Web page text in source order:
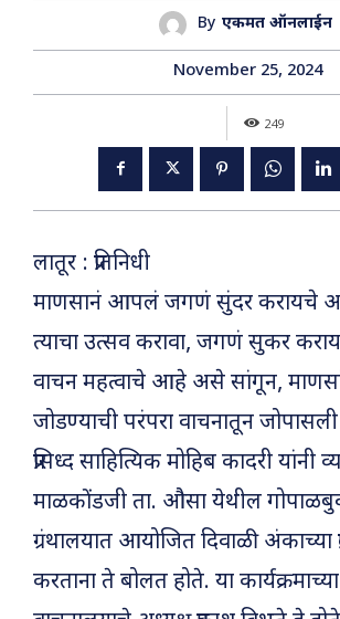
By एकमत ऑनलाईन
November 25, 2024
249
लातूर : प्रतिनिधी
माणसानं आपलं जगणं सुंदर करायचे
त्याचा उत्सव करावा, जगणं सुकर
वाचन महत्वाचे आहे असे सांगून,
जोडण्याची परंपरा वाचनातून
प्रसिध्द साहित्यिक मोहिब कादरी
माळकोंडजी ता. औसा येथील
ग्रंथालयात आयोजित दिवाळी अंकाच्या
करताना ते बोलत होते. या